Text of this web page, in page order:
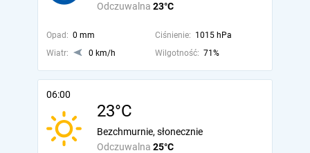
Odczuwalna 23°C
Opad: 0 mm Ciśnienie: 1015 hPa
Wiatr:
0 km/h Wilgotność: 71%
06:00
23°C
Odczuwalna 25°C
Bezchmurnie, słonecznie